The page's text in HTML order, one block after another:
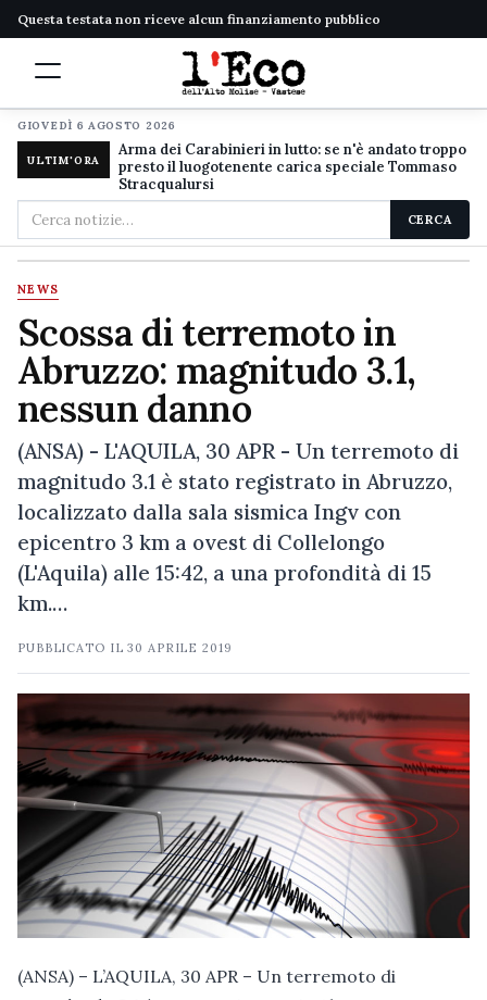
Questa testata non riceve alcun finanziamento pubblico
GIOVEDÌ 6 AGOSTO 2026
ULTIM'ORA
Arma dei Carabinieri in lutto: se n'è andato troppo
presto il luogotenente carica speciale Tommaso
Stracqualursi
Cerca
nel
sito
CERCA
NEWS
Scossa di terremoto in
Abruzzo: magnitudo 3.1,
nessun danno
(ANSA) - L'AQUILA, 30 APR - Un terremoto di
magnitudo 3.1 è stato registrato in Abruzzo,
localizzato dalla sala sismica Ingv con
epicentro 3 km a ovest di Collelongo
(L'Aquila) alle 15:42, a una profondità di 15
km.…
PUBBLICATO IL30 APRILE 2019
(ANSA) – L’AQUILA, 30 APR – Un terremoto di